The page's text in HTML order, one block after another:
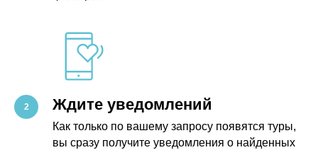
Ждите уведомлений
Как только по вашему запросу появятся туры,
вы сразу получите уведомления о найденных